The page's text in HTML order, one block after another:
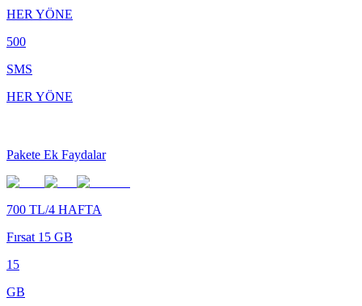
HER YÖNE
500
SMS
HER YÖNE
Pakete Ek Faydalar
700 TL/4 HAFTA
Fırsat 15 GB
15
GB